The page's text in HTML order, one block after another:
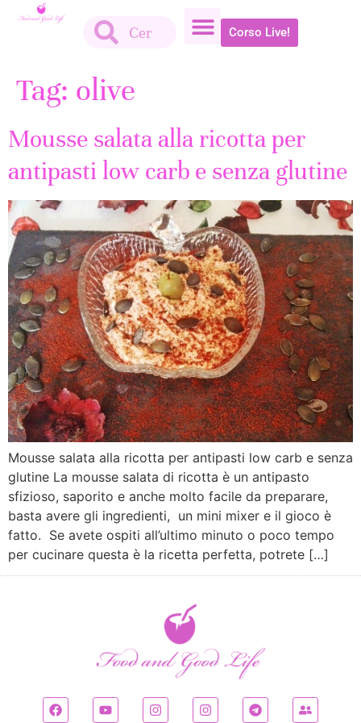
Corso Live!
Tag: olive
Mousse salata alla ricotta per
antipasti low carb e senza glutine
Mousse salata alla ricotta per antipasti low carb e senza
glutine La mousse salata di ricotta è un antipasto
sfizioso, saporito e anche molto facile da preparare,
basta avere gli ingredienti, un mini mixer e il gioco è
fatto. Se avete ospiti all’ultimo minuto o poco tempo
per cucinare questa è la ricetta perfetta, potrete […]